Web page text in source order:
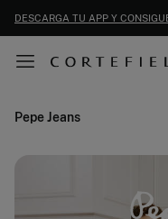
DESCARGA TU APP Y
Pepe Jeans